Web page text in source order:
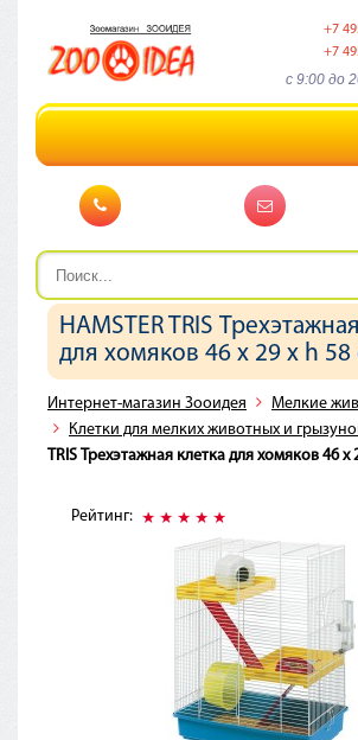
+7
+7
c 9:00 до
HAMSTER TRIS
для хомяков 46 x 29 x h 58
Интернет-магазин Зооидея
Мелкие
Клетки для мелких животных и
TRIS Трехэтажная клетка для хомяков 46 x
Рейтинг: